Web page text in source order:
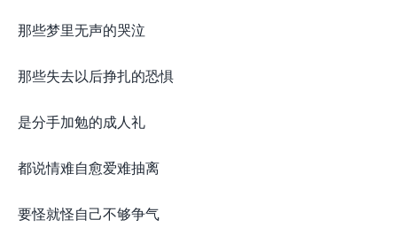
那些梦里无声的哭泣
那些失去以后挣扎的恐惧
是分手加勉的成人礼
都说情难自愈爱难抽离
要怪就怪自己不够争气